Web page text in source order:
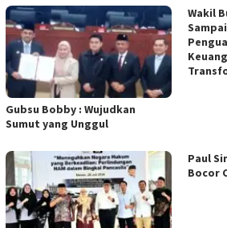
Gubsu Bobby : Wujudkan
Sumut yang Unggul
Wakil
Paul
Bocor